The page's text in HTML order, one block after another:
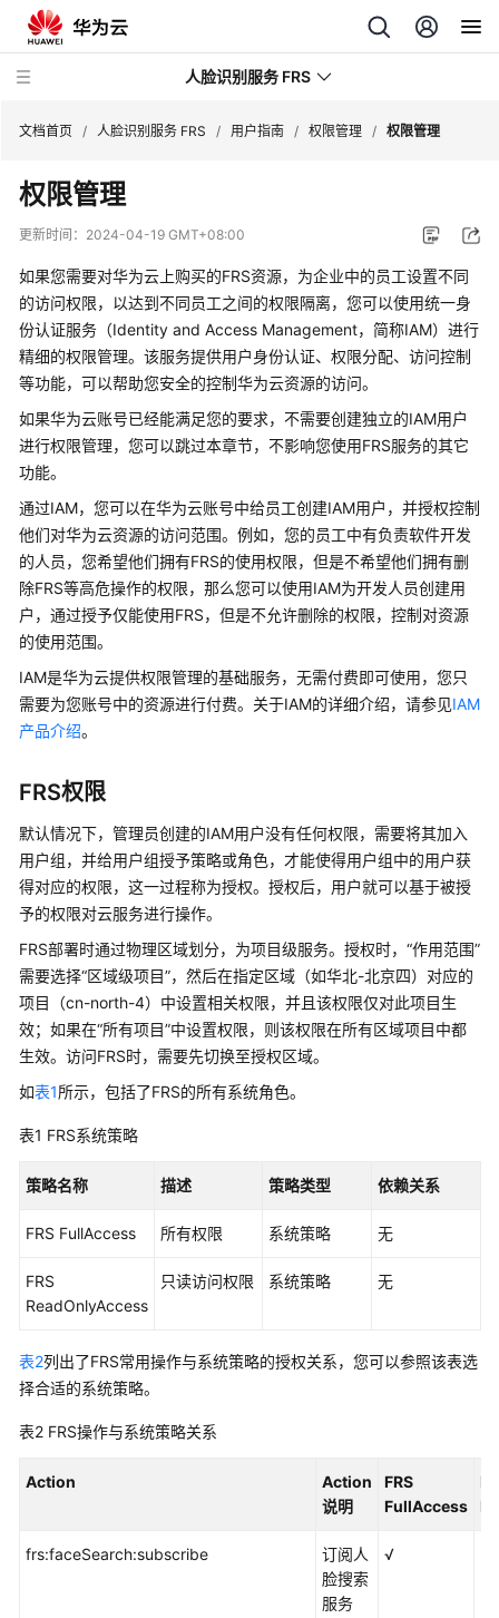
人脸识别服务 FRS
最
新
态
产
品
介
快
速
入
门
用
户
指
南
使
用
简
介
通
服
务
准
备
数
API
或
计
用
量
文档首页 / 人脸识别服务 FRS / 用户指南 / 权限管理 / 权限管理
权限管理
更新时间： 2024-04-19 GMT+08:00
如果您需要对华为云上购买的FRS资源，为企业中的员工设置不同
的访问权限，以达到不同员工之间的权限隔离，您可以使用统一身
份认证服务（Identity and Access Management，简称IAM）进行
精细的权限管理。该服务提供用户身份认证、权限分配、访问控制
等功能，可以帮助您安全的控制华为云资源的访问。
如果华为云账号已经能满足您的要求，不需要创建独立的IAM用户
进行权限管理，您可以跳过本章节，不影响您使用FRS服务的其它
功能。
通过IAM，您可以在华为云账号中给员工创建IAM用户，并授权控制
他们对华为云资源的访问范围。例如，您的员工中有负责软件开发
的人员，您希望他们拥有FRS的使用权限，但是不希望他们拥有删
除FRS等高危操作的权限，那么您可以使用IAM为开发人员创建用
户，通过授予仅能使用FRS，但是不允许删除的权限，控制对资源
的使用范围。
IAM是华为云提供权限管理的基础服务，无需付费即可使用，您只
需要为您账号中的资源进行付费。关于IAM的详细介绍，请参见IAM
产品介绍。
FRS权限
默认情况下，管理员创建的IAM用户没有任何权限，需要将其加入
用户组，并给用户组授予策略或角色，才能使得用户组中的用户获
得对应的权限，这一过程称为授权。授权后，用户就可以基于被授
予的权限对云服务进行操作。
FRS部署时通过物理区域划分，为项目级服务。授权时，“作用范围”
需要选择“区域级项目”，然后在指定区域（如华北-北京四）对应的
项目（cn-north-4）中设置相关权限，并且该权限仅对此项目生
效；如果在“所有项目”中设置权限，则该权限在所有区域项目中都
生效。访问FRS时，需要先切换至授权区域。
如表1所示，包括了FRS的所有系统角色。
表1 FRS系统策略
策略名称 描述 策略类型 依赖关系
FRS FullAccess 所有权限 系统策略 无
FRS
ReadOnlyAccess
只读访问权限 系统策略 无
表2列出了FRS常用操作与系统策略的授权关系，您可以参照该表选
择合适的系统策略。
表2 FRS操作与系统策略关系
Action
Action
说明
FRS
FullAccess
frs:faceSearch:subscribe
订阅人
脸搜索
服务
√